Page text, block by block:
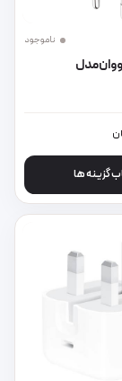
ممکن است در
ناموجود
مدل
گزینه ها
انواع مختلفی